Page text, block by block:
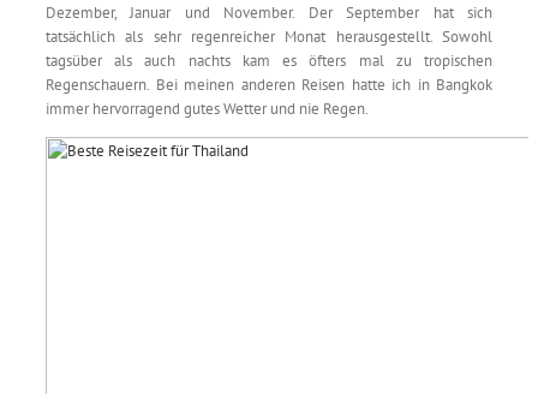
Dezember, Januar und November. Der September hat sich
tatsächlich als sehr regenreicher Monat herausgestellt. Sowohl
tagsüber als auch nachts kam es öfters mal zu tropischen
Regenschauern. Bei meinen anderen Reisen hatte ich in Bangkok
immer hervorragend gutes Wetter und nie Regen.